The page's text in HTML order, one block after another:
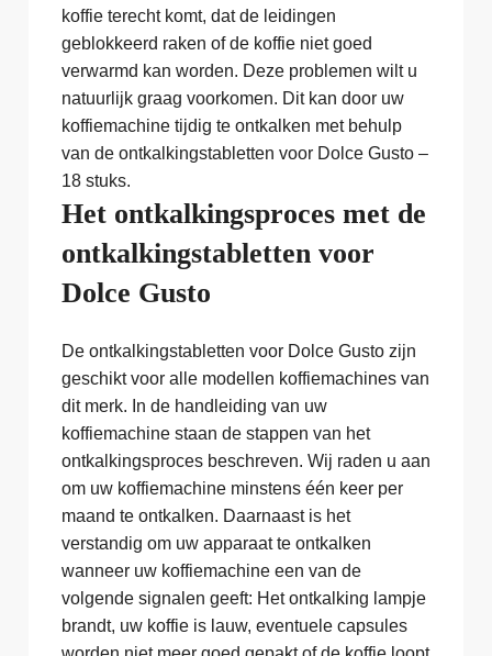
koffie terecht komt, dat de leidingen
geblokkeerd raken of de koffie niet goed
verwarmd kan worden. Deze problemen wilt u
natuurlijk graag voorkomen. Dit kan door uw
koffiemachine tijdig te ontkalken met behulp
van de ontkalkingstabletten voor Dolce Gusto –
18 stuks.
Het ontkalkingsproces met de
ontkalkingstabletten voor
Dolce Gusto
De ontkalkingstabletten voor Dolce Gusto zijn
geschikt voor alle modellen koffiemachines van
dit merk. In de handleiding van uw
koffiemachine staan de stappen van het
ontkalkingsproces beschreven. Wij raden u aan
om uw koffiemachine minstens één keer per
maand te ontkalken. Daarnaast is het
verstandig om uw apparaat te ontkalken
wanneer uw koffiemachine een van de
volgende signalen geeft: Het ontkalking lampje
brandt, uw koffie is lauw, eventuele capsules